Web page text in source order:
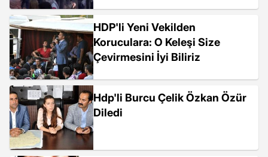
HDP'li Yeni Vekilden
Koruculara: O Keleşi Size
Çevirmesini İyi Biliriz
Hdp'li Burcu Çelik Özkan Özür
Diledi